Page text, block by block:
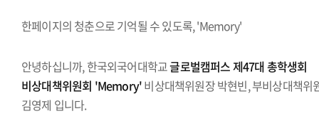
한페이지의 청춘으로 기억될 수 있도록, 'Memory'
안녕하십니까, 한국외국어대학교글로벌캠퍼스 제47대 총학생회
비상대책위원회 'Memory'비상대책위원장 박현빈, 부비상대책위
김영제 입니다.